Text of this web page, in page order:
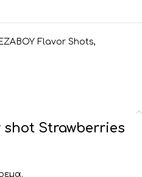
Flavor Shots,
shot Strawberries